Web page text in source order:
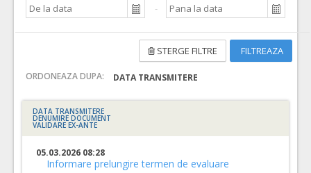
FILTREAZA
STERGE FILTRE
ORDONEAZA DUPA: DATA TRANSMITERE
DATA TRANSMITERE
DENUMIRE DOCUMENT
VALIDARE EX-ANTE
05.03.2026 08:28
Informare prelungire termen de evaluare